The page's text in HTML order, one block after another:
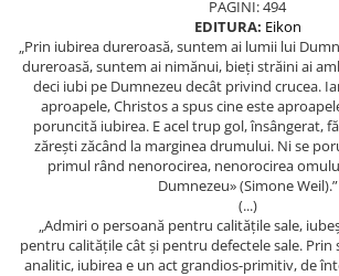
Medicină
Poezie
Politică/Geopolitică
Proză
Sociologie
Spiritualitate/Ezoterism
PAGINI: 494
EDITURA: Eikon
„Prin iubirea dureroasă, suntem ai lumii lui
dureroasă, suntem ai nimănui, bieți străini ai
deci iubi pe Dumnezeu decât privind crucea.
aproapele, Christos a spus cine este
poruncită iubirea. E acel trup gol, însângerat,
zărești zăcând la marginea drumului. Ni se
primul rând nenorocirea, nenorocirea
Dumnezeu» (Simone Weil).”
(...)
„Admiri o persoană pentru calitățile sale,
pentru calitățile cât și pentru defectele sale.
analitic, iubirea e un act grandios-primitiv, de